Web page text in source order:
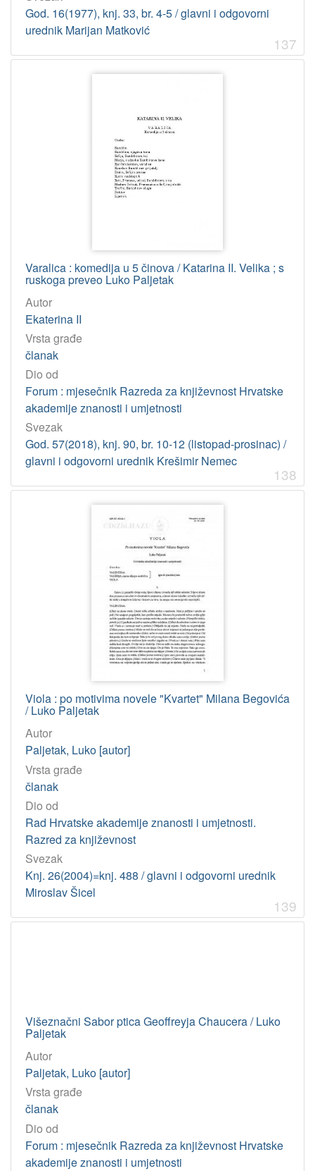
God. 16(1977), knj. 33, br. 4-5 / glavni i odgovorni
urednik Marijan Matković
137
Varalica : komedija u 5 činova / Katarina II. Velika ; s
ruskoga preveo Luko Paljetak
Autor
Ekaterina II
Vrsta građe
članak
Dio od
Forum : mjesečnik Razreda za književnost Hrvatske
akademije znanosti i umjetnosti
Svezak
God. 57(2018), knj. 90, br. 10-12 (listopad-prosinac) /
glavni i odgovorni urednik Krešimir Nemec
138
Viola : po motivima novele "Kvartet" Milana Begovića
/ Luko Paljetak
Autor
Paljetak, Luko [autor]
Vrsta građe
članak
Dio od
Rad Hrvatske akademije znanosti i umjetnosti.
Razred za književnost
Svezak
Knj. 26(2004)=knj. 488 / glavni i odgovorni urednik
Miroslav Šicel
139
Višeznačni Sabor ptica Geoffreyja Chaucera / Luko
Paljetak
Autor
Paljetak, Luko [autor]
Vrsta građe
članak
Dio od
Forum : mjesečnik Razreda za književnost Hrvatske
akademije znanosti i umjetnosti